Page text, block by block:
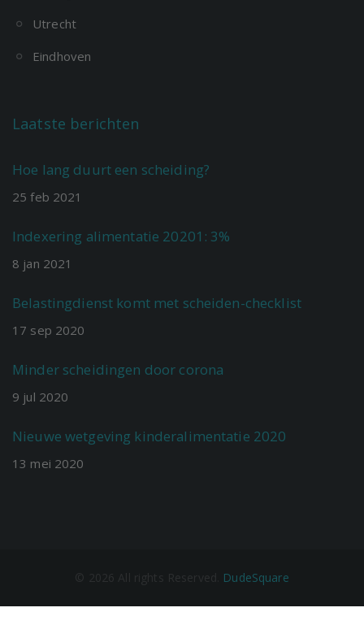
Utrecht
Eindhoven
Laatste berichten
Hoe lang duurt een scheiding?
25 feb 2021
Indexering alimentatie 20201: 3%
8 jan 2021
Belastingdienst komt met scheiden-checklist
17 sep 2020
Minder scheidingen door corona
9 jul 2020
Nieuwe wetgeving kinderalimentatie 2020
13 mei 2020
DudeSquare